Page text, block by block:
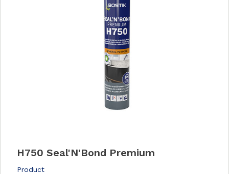
H750 Seal'N'Bond Premium
Product